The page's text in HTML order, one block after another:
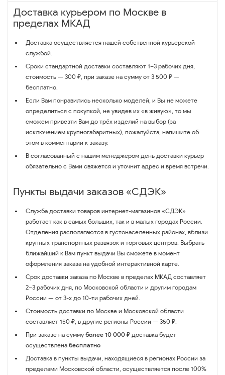
Доставка курьером по Москве в
пределах МКАД
Доставка осуществляется нашей собственной курьерской
службой.
Сроки стандартной доставки составляют 1–3 рабочих дня,
стоимость — 300 ₽, при заказе на сумму от 3 500 ₽ —
бесплатно.
Если Вам понравились несколько моделей, и Вы не можете
определиться с покупкой, не увидев их «в живую», то мы
сможем привезти Вам до трёх изделий на выбор (за
исключением крупногабаритных), пожалуйста, напишите об
этом в комментарии к заказу.
В согласованный с нашим менеджером день доставки курьер
обязательно с Вами свяжется и уточнит адрес и время встречи.
Пункты выдачи заказов «СДЭК»
Служба доставки товаров интернет-магазинов «СДЭК»
работает как в самых больших, так и в малых городах России.
Отделения располагаются в густонаселенных районах, вблизи
крупных транспортных развязок и торговых центров. Выбрать
ближайший к Вам пункт выдачи Вы сможете в момент
оформления заказа на удобной интерактивной карте.
Срок доставки заказа по Москве в пределах МКАД составляет
2–3 рабочих дня, по Московской области и другим городам
России — от 3-х до 10-ти рабочих дней.
Стоимость доставки по Москве и Московской области
составляет 150 ₽, в другие регионы России — 350 ₽.
При заказе на сумму более 10 000 ₽ доставка будет
осуществлена бесплатно
Доставка в пункты выдачи, находящиеся в регионах России за
пределами Московской области, осуществляется после 100%